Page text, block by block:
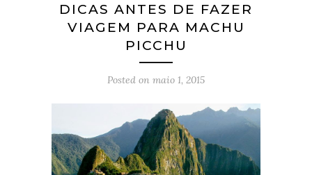
DICAS ANTES DE FAZER
VIAGEM PARA MACHU
PICCHU
Posted on maio 1, 2015